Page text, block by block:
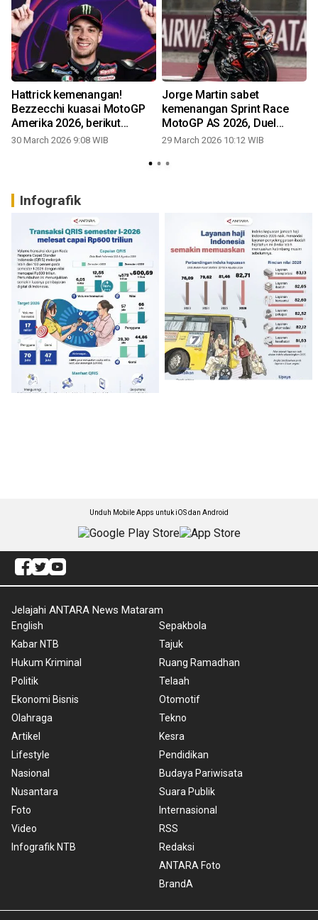
Hattrick kemenangan!
Bezzecchi kuasai MotoGP
Amerika 2026, berikut
hasilnya
30 March 2026 9:08 WIB
Jorge Martin sabet
kemenangan Sprint Race
MotoGP AS 2026, Duel
sengit warnai balapan
29 March 2026 10:12 WIB
Infografik
Unduh Mobile Apps untuk iOS dan Android
Jelajahi ANTARA News Mataram
English
Kabar NTB
Hukum Kriminal
Politik
Ekonomi Bisnis
Olahraga
Artikel
Lifestyle
Nasional
Nusantara
Foto
Video
Infografik NTB
Sepakbola
Tajuk
Ruang Ramadhan
Telaah
Otomotif
Tekno
Kesra
Pendidikan
Budaya Pariwisata
Suara Publik
Internasional
RSS
Redaksi
ANTARA Foto
BrandA